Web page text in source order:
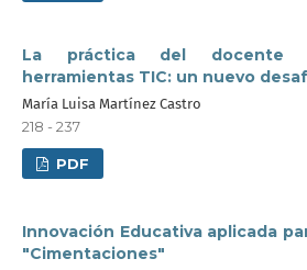
La práctica del docente
herramientas TIC: un nuevo
María Luisa Martínez Castro
218 - 237
PDF
Innovación Educativa aplicada
"Cimentaciones"